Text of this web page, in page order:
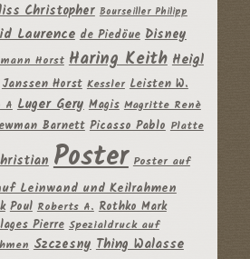
Christopher Bourseiller Philipp
Laurence de Piedöue Disney
Horst Haring Keith Heigl
Janssen Horst Kessler Leisten W.
A Luger Gery Magis Magritte Renè
Barnett Picasso Pablo Platte
Poster Poster auf
Leinwand und Keilrahmen
Poul Roberts A. Rothko Mark
Pierre Spezialdruck auf
Szczesny Thing Walasse